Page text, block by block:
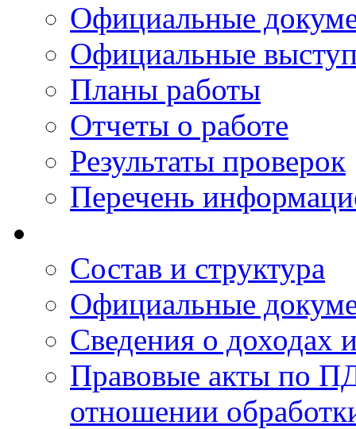
Официальные
Официальные
Планы работы
Отчеты о работе
Результаты проверок
Перечень
Состав и структура
Официальные
Сведения о доходах
Правовые акты по
отношении